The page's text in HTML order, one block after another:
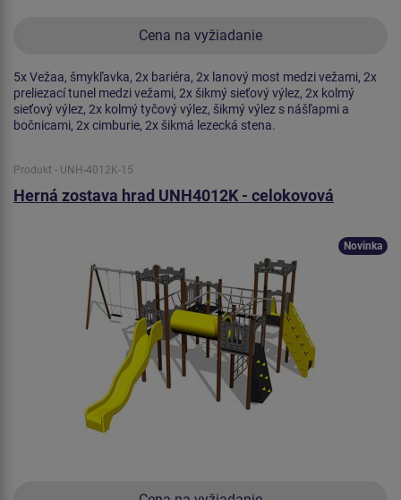
Cena na vyžiadanie
5x Vežaa, šmykľavka, 2x bariéra, 2x lanový most medzi vežami, 2x
preliezací tunel medzi vežami, 2x šikmý sieťový výlez, 2x kolmý
sieťový výlez, 2x kolmý tyčový výlez, šikmý výlez s nášľapmi a
bočnicami, 2x cimburie, 2x šikmá lezecká stena.
Produkt - UNH-4012K-15
Herná zostava hrad UNH4012K - celokovová
Novinka